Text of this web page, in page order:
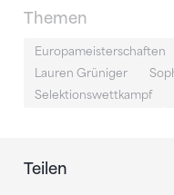
Themen
Europameisterschaften
Lauren Grüniger
Selektionswettkampf
Teilen